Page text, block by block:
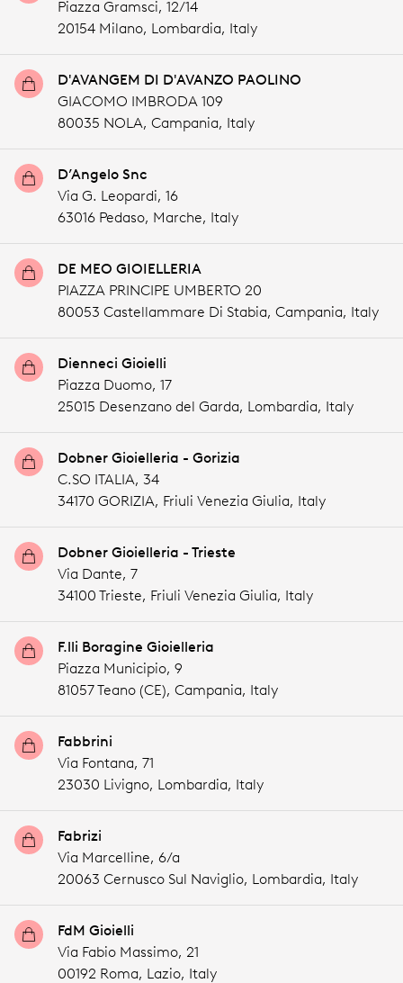
Piazza Gramsci, 12/14
20154 Milano, Lombardia, Italy
D'AVANGEM DI D'AVANZO PAOLINO
GIACOMO IMBRODA 109
80035 NOLA, Campania, Italy
D’Angelo Snc
Via G. Leopardi, 16
63016 Pedaso, Marche, Italy
DE MEO GIOIELLERIA
PIAZZA PRINCIPE UMBERTO 20
80053 Castellammare Di Stabia, Campania, Italy
Dienneci Gioielli
Piazza Duomo, 17
25015 Desenzano del Garda, Lombardia, Italy
Dobner Gioielleria - Gorizia
C.SO ITALIA, 34
34170 GORIZIA, Friuli Venezia Giulia, Italy
Dobner Gioielleria - Trieste
Via Dante, 7
34100 Trieste, Friuli Venezia Giulia, Italy
F.lli Boragine Gioielleria
Piazza Municipio, 9
81057 Teano (CE), Campania, Italy
Fabbrini
Via Fontana, 71
23030 Livigno, Lombardia, Italy
Fabrizi
Via Marcelline, 6/a
20063 Cernusco Sul Naviglio, Lombardia, Italy
FdM Gioielli
Via Fabio Massimo, 21
00192 Roma, Lazio, Italy